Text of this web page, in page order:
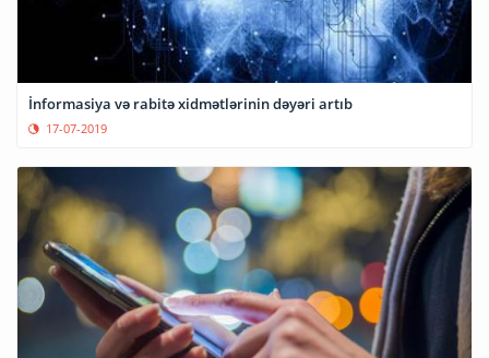
İnformasiya və rabitə xidmətlərinin dəyəri artıb
17-07-2019